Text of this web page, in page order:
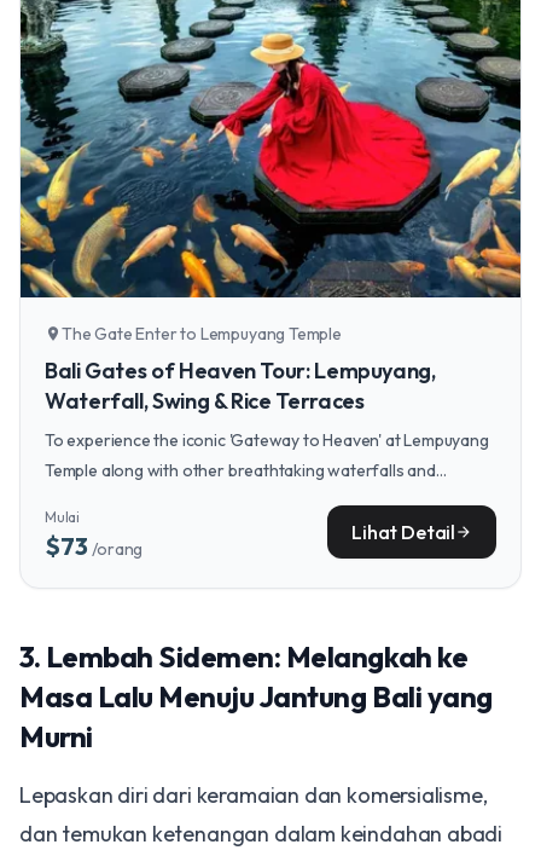
location_on The Gate Enter to Lempuyang Temple
Bali Gates of Heaven Tour: Lempuyang,
Waterfall, Swing & Rice Terraces
To experience the iconic 'Gateway to Heaven' at Lempuyang
Temple along with other breathtaking waterfalls and
landscapes in a single, seamless day, consider the Iconic Bali
in a Day tour.
Mulai
$73 /orang
Lihat Detail arrow_forward
​3. Lembah Sidemen: Melangkah ke
Masa Lalu Menuju Jantung Bali yang
Murni
​Lepaskan diri dari keramaian dan komersialisme,
dan temukan ketenangan dalam keindahan abadi